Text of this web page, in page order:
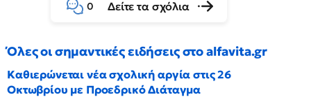
0 Δείτε τα σχόλια
Όλες οι σημαντικές ειδήσεις στο alfavita.gr
Καθιερώνεται νέα σχολική αργία στις 26
Οκτωβρίου με Προεδρικό Διάταγμα